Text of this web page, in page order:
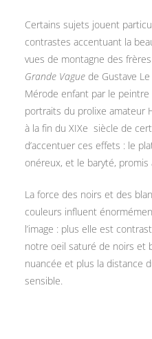
Certains sujets jouent
contrastes accentuant la
vues de montagne des
Grande Vague de Gustave
Mérode enfant par le
portraits du prolixe amateur
à la fin du XIXe siècle de
d’accentuer ces effets : le
onéreux, et le baryté, promis
La force des noirs et des
couleurs influent
l’image : plus elle est
notre oeil saturé de noirs et
nuancée et plus la distance
sensible.